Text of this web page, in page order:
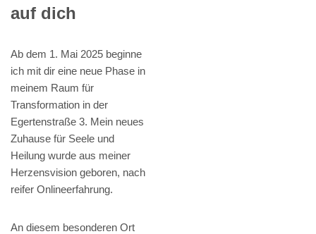
auf dich
Ab dem 1. Mai 2025 beginne
ich mit dir eine neue Phase in
meinem Raum für
Transformation in der
Egertenstraße 3. Mein neues
Zuhause für Seele und
Heilung wurde aus meiner
Herzensvision geboren, nach
reifer Onlineerfahrung.
An diesem besonderen Ort